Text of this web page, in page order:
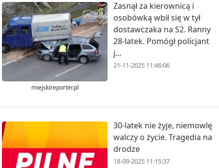
miejskireporter.pl
Zasnął za kierownicą i
osobówką wbił się w tył
dostawczaka na S2. Ranny
28-latek. Pomógł policjant
j...
21-11-2025 11:46:06
30-latek nie żyje, niemowlę
walczy o życie. Tragedia na
drodze
18-09-2025 11:15:37